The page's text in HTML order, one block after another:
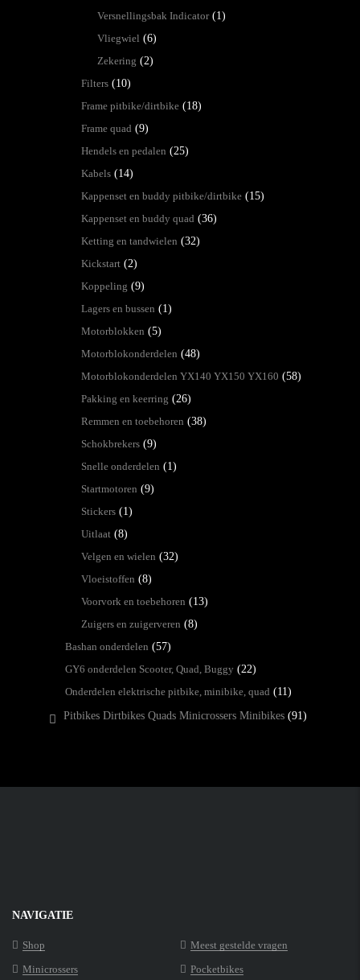
Versnellingsbak Indicator (1)
Vliegwiel (6)
Zekering (2)
Filters (10)
Frame pitbike/dirtbike (18)
Frame quad (9)
Hendels en pedalen (25)
Kabels (14)
Kappenset en buddy pitbike/dirtbike (15)
Kappenset en buddy quad (36)
Ketting en tandwielen (32)
Kickstart (2)
Koppeling (9)
Lagers en bussen (1)
Motorblokken (5)
Motorblokonderdelen (48)
Motorblokonderdelen YX140 YX150 YX160 (58)
Pakking en keerring (26)
Remmen en toebehoren (38)
Schokbrekers (9)
Snelle onderdelen (1)
Startmotoren (9)
Stickers (1)
Uitlaat (8)
Velgen en wielen (32)
Vloeistoffen (8)
Voorvork en toebehoren (13)
Zuigers en zuigerveren (8)
Bashan onderdelen (57)
GY6 onderdelen Scooter, Quad, Buggy (22)
Onderdelen elektrische pitbike, minibike, quad (11)
Pitbikes Dirtbikes Quads Minicrossers Minibikes (91)
NAVIGATIE
Shop
Meest gestelde vragen
Minicrossers
Pocketbikes